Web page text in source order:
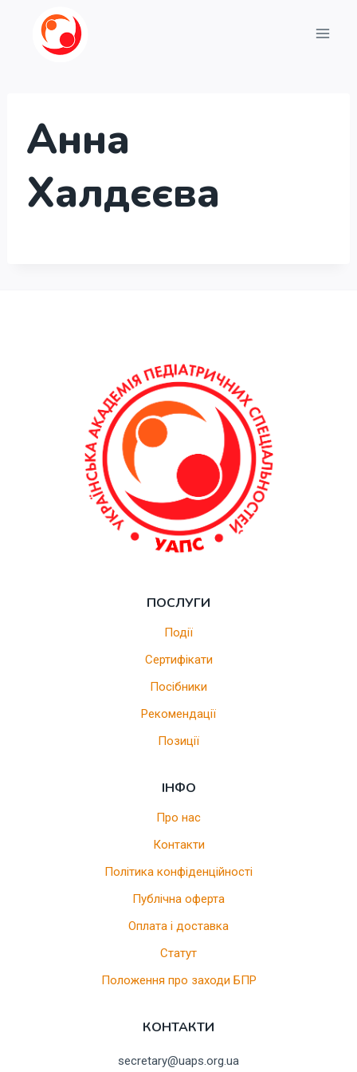
Перейти
Анна
Халдєєва
ПОСЛУГИ
Події
Сертифікати
Посібники
Рекомендації
Позиції
ІНФО
Про нас
Контакти
Політика конфіденційності
Публічна оферта
Оплата і доставка
Статут
Положення про заходи БПР
КОНТАКТИ
secretary@uaps.org.ua